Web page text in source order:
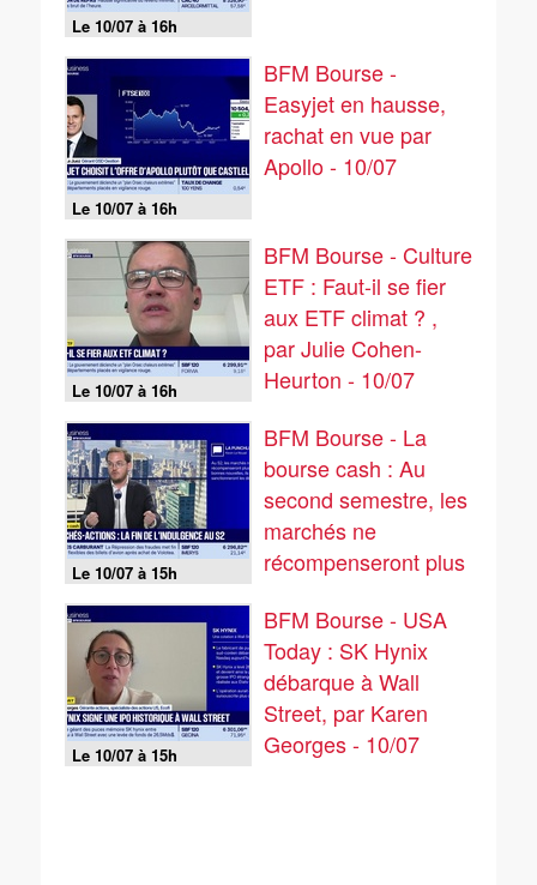
Le 10/07 à 16h
Le 10/07 à 16h
BFM Bourse -
Easyjet en hausse,
rachat en vue par
Apollo - 10/07
Le 10/07 à 16h
BFM Bourse - Culture
ETF : Faut-il se fier
aux ETF climat ? ,
par Julie Cohen-
Heurton - 10/07
Le 10/07 à 15h
BFM Bourse - La
bourse cash : Au
second semestre, les
marchés ne
récompenseront plus
ils sanctionneront les
déceptions ! - 10/07
Le 10/07 à 15h
BFM Bourse - USA
Today : SK Hynix
débarque à Wall
Street, par Karen
Georges - 10/07